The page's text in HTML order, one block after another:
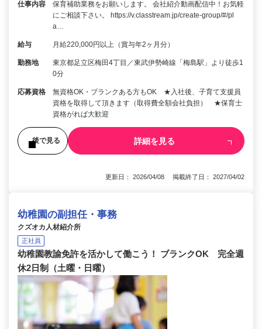
仕事内容
保育補助業務をお願いします。 会社紹介動画配信中！お気軽
にご相談下さい。 https://v.classtream.jp/create-group/#/pl
a…
給与 月給220,000円以上（賞与年2ヶ月分）
勤務地
東京都足立区梅田4丁目／東武伊勢崎線「梅島駅」より徒歩1
0分
応募資格
無資格OK・ブランクある方もOK ★入社後、子育て支援員
資格を取得して頂きます（取得費全額会社負担） ★保育士
資格がれば大歓迎
後で見る 詳細を見る
更新日： 2026/04/08 掲載終了日： 2027/04/02
幼稚園の副担任・事務
クズオカ人材紹介所
正社員
幼稚園教諭免許を活かして働こう！ ブランクOK 完全週
休2日制（土曜・日曜）